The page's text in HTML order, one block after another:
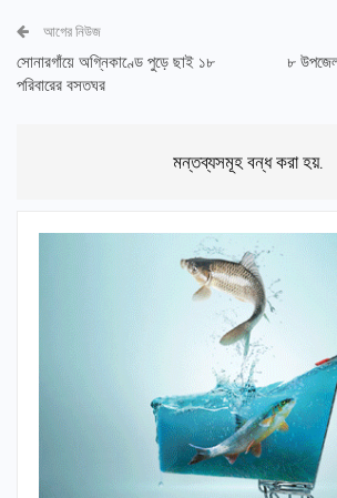
আগের নিউজ
সোনারগাঁয়ে অগ্নিকাণ্ডে পুড়ে ছাই ১৮
পরিবারের বসতঘর
৮
মন্তব্যসমূহ বন্ধ করা হয়.